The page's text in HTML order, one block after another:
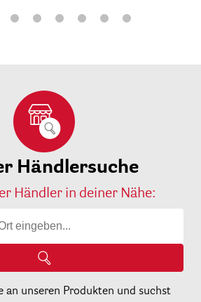
Händlersuche
Händler in deiner Nähe:
an unseren Produkten und suchst